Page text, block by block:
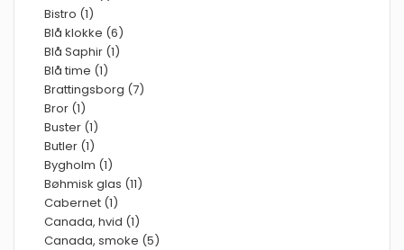
Bistro (1)
Blå klokke (6)
Blå Saphir (1)
Blå time (1)
Brattingsborg (7)
Bror (1)
Buster (1)
Butler (1)
Bygholm (1)
Bøhmisk glas (11)
Cabernet (1)
Canada, hvid (1)
Canada, smoke (5)